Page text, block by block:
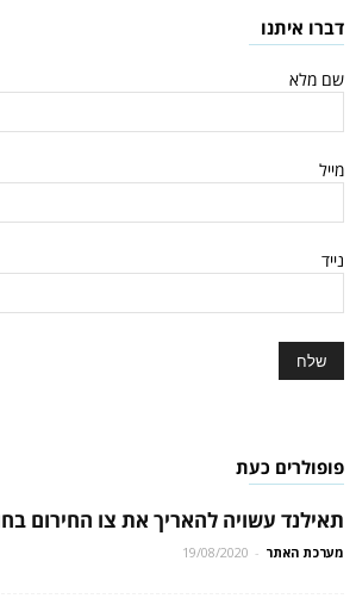
דברו איתנו
שם מלא
מייל
נייד
פופולרים כעת
תאילנד עשויה להאריך את צו החירום
מערכת האתר -
19/08/2020